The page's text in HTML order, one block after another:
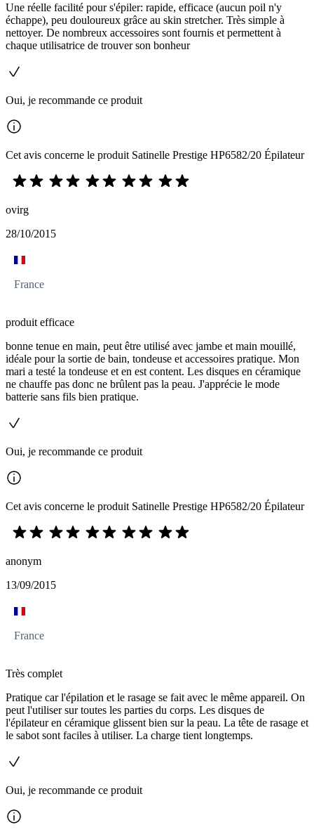
Une réelle facilité pour s'épiler: rapide, efficace (aucun poil n'y
échappe), peu douloureux grâce au skin stretcher. Très simple à
nettoyer. De nombreux accessoires sont fournis et permettent à
chaque utilisatrice de trouver son bonheur
Oui, je recommande ce produit
Cet avis concerne le produit Satinelle Prestige HP6582/20 Épilateur
ovirg
28/10/2015
France
produit efficace
bonne tenue en main, peut être utilisé avec jambe et main mouillé,
idéale pour la sortie de bain, tondeuse et accessoires pratique. Mon
mari a testé la tondeuse et en est content. Les disques en céramique
ne chauffe pas donc ne brûlent pas la peau. J'apprécie le mode
batterie sans fils bien pratique.
Oui, je recommande ce produit
Cet avis concerne le produit Satinelle Prestige HP6582/20 Épilateur
anonym
13/09/2015
France
Très complet
Pratique car l'épilation et le rasage se fait avec le même appareil. On
peut l'utiliser sur toutes les parties du corps. Les disques de
l'épilateur en céramique glissent bien sur la peau. La tête de rasage et
le sabot sont faciles à utiliser. La charge tient longtemps.
Oui, je recommande ce produit